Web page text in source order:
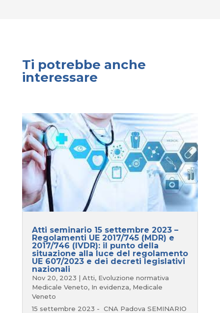
Ti potrebbe anche
interessare
Atti seminario 15 settembre 2023 –
Regolamenti UE 2017/745 (MDR) e
2017/746 (IVDR): il punto della
situazione alla luce del regolamento
UE 607/2023 e dei decreti legislativi
nazionali
Nov 20, 2023 | Atti, Evoluzione normativa
Medicale Veneto, In evidenza, Medicale
Veneto
15 settembre 2023 - CNA Padova SEMINARIO